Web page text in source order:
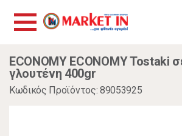
ECONOMY ECONOMY Tostaki
γλουτένη 400gr
Κωδικός Προϊόντος: 89053925